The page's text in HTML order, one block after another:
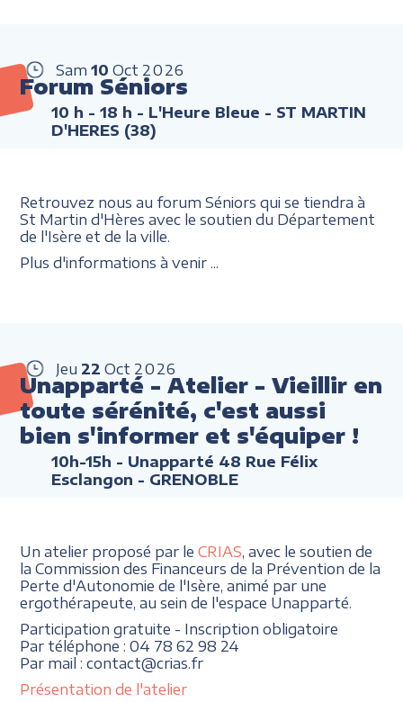
Sam 10 Oct 2026
Forum Séniors
10 h - 18 h - L'Heure Bleue - ST MARTIN
D'HERES (38)
Retrouvez nous au forum Séniors qui se tiendra à
St Martin d'Hères avec le soutien du Département
de l'Isère et de la ville.
Plus d'informations à venir ...
Jeu 22 Oct 2026
Unapparté - Atelier - Vieillir en
toute sérénité, c'est aussi
bien s'informer et s'équiper !
10h-15h - Unapparté 48 Rue Félix
Esclangon - GRENOBLE
Un atelier proposé par leCRIAS , avec le soutien de
la Commission des Financeurs de la Prévention de la
Perte d'Autonomie de l'Isère, animé par une
ergothérapeute, au sein de l'espace Unapparté.
Participation gratuite - Inscription obligatoire
Par téléphone : 04 78 62 98 24
Par mail : contact@crias.fr
Présentation de l'atelier